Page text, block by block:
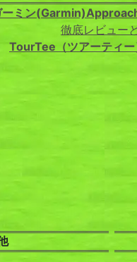
ーミン
徹底レビュー
TourTee（ツアーティー